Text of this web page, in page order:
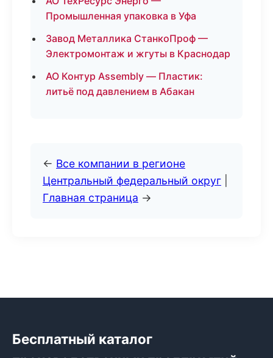
Промышленная упаковка в Уфа
Завод Металлика СтанкоПроф —
Электромонтаж и жгуты в Краснодар
АО Контур Assembly — Пластик:
литьё под давлением в Абакан
← Все компании в регионе
Центральный федеральный округ
Главная страница →
Бесплатный каталог